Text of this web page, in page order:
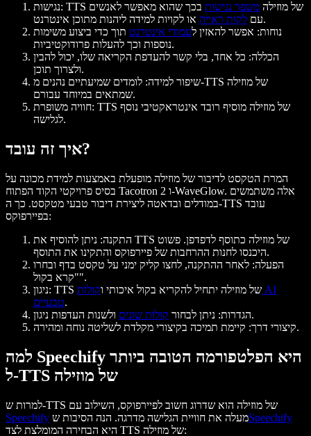
נגישות: TTS של מוזילה משפר נגישות בכך שהוא מאפשר לאנשים
עם לקות ראייה
או לקויות למידה ליהנות מתוכן אינטרנט.
נוחות: אפשר להאזין לעמודי אינטרנט תוך כדי ביצוע משימות
נוספות וכך להעלות פרודוקטיביות.
הכללה: כל אחד, בלי קשר להעדפת הקריאה שלו, יכול להבין
ולצרוך תוכן.
שיפור למידה: לומדים שמיעתיים נהנים מ-TTS של מוזילה
שמתאים במיוחד עבורם.
חוויה משופרת: TTS של מוזילה מוסיף רובד אינטראקטיבי נוסף
לגלישה.
איך זה עובד?
המרת הטקסט לדיבור של מוזילה מופעלת באמצעות למידת מכונה על
בסיס פרויקטי הקוד הפתוח Tacotron 2 ו-WaveGlow. אלה משתמשים
במודלים ובדאטה ליצירת דיבור טבעי מטקסט. כך ה-TTS עובד
בפיירפוקס:
התקנה: ניתן להוסיף את TTS של מוזילה כתוסף לדפדפן. פשוט
היכנסו לחנות ההרחבות של פיירפוקס והתקינו את התוסף.
הפעלה: לאחר ההתקנה, לחצו קליק ימני על טקסט בדף ובחרו
"קרא בקול".
ניגון
: TTS של מוזילה יתחיל להקריא בקול איכותי וקולות AI
טבעיים.
הגדרות: ניתן לבחור קולות שונים
ולשנות העדפות ניגון.
קיצורי דרך: קיימת תמיכה בקיצורי מקלדת לשליטה נוחה ומהירה.
למה Speechify היא הפלטפורמה הטובה ביותר
ל-TTS של מוזילה
למרות ש-TTS של מוזילה הוא שדרוג חשוב לפיירפוקס, השילוב עם
Speechify מעלה את חוויית הגלישה מדרגה. הנה הסיבות שSpeechify
היא הבחירה המומלצת לצד TTS של מוזילה: